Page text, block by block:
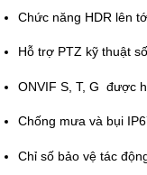
Chức năng HDR lên
Hỗ trợ PTZ kỹ thuật số
ONVIF S, T, G được
Chống mưa và bụi
Chỉ số bảo vệ tác